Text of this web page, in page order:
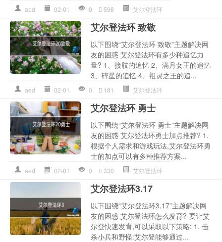
aed 02-01 0 598 艾尔登法环
艾尔登法环 致敬
以下围绕“艾尔登法环 致敬”主题解决网
友的困惑 艾尔登法环有多少种追忆力
量? 1、接肢的追忆 2、满月女王的追忆
3、碎星的追忆 4、祖灵之王的追...
aed 02-01 0 181 艾尔登法环
艾尔登法环 勇士
以下围绕“艾尔登法环 勇士”主题解决网
友的困惑 艾尔登法环勇士加点推荐? 1.
根据个人需求和游戏玩法,艾尔登法环勇
士的加点可以有多种推荐方案...
aed 02-01 0 330 艾尔登法环
艾尔登法环3.17
以下围绕“艾尔登法环3.17”主题解决网
友的困惑 艾尔登法环怎么发育? 要让艾
尔登快速发育,可以采取以下策略: 1. 击
杀小兵和野怪:艾尔登能够通过...